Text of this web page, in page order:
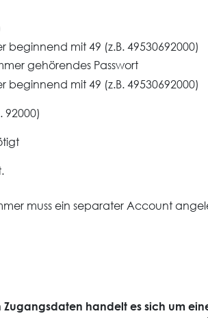
beginnend mit 49 (z.B. 49530692000)
gehörendes Passwort
beginnend mit 49 (z.B. 49530692000)
92000)
muss ein separater Account
handelt es sich um